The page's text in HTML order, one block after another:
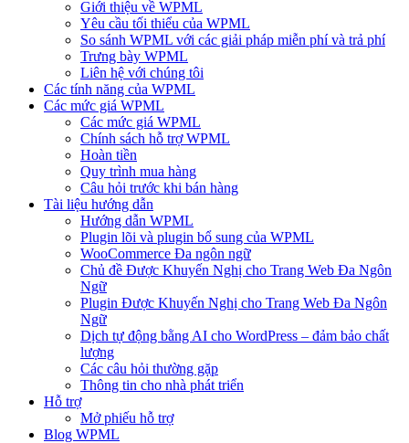
Giới thiệu về WPML
Yêu cầu tối thiểu của WPML
So sánh WPML với các giải pháp miễn phí và trả phí
Trưng bày WPML
Liên hệ với chúng tôi
Các tính năng của WPML
Các mức giá WPML
Các mức giá WPML
Chính sách hỗ trợ WPML
Hoàn tiền
Quy trình mua hàng
Câu hỏi trước khi bán hàng
Tài liệu hướng dẫn
Hướng dẫn WPML
Plugin lõi và plugin bổ sung của WPML
WooCommerce Đa ngôn ngữ
Chủ đề Được Khuyến Nghị cho Trang Web Đa Ngôn
Ngữ
Plugin Được Khuyến Nghị cho Trang Web Đa Ngôn
Ngữ
Dịch tự động bằng AI cho WordPress – đảm bảo chất
lượng
Các câu hỏi thường gặp
Thông tin cho nhà phát triển
Hỗ trợ
Mở phiếu hỗ trợ
Blog WPML